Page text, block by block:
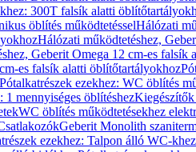
300T falsík alatti
öblítés működtetésselHálózati
Hálózati működtetéshez,
Geberit Omega 12 cm-es falsík
es falsík alatti öblítőtartályokhoz
Pótalkatrészek ezekhez: WC öblítés
1 mennyiséges öblítéshez
WC öblítés működtetésekhez
Geberit Monolith
ezekhez: Talpon álló WC-khez